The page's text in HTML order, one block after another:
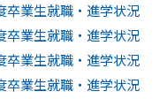
卒業生就職・進学状況
卒業生就職・進学状況
卒業生就職・進学状況
卒業生就職・進学状況